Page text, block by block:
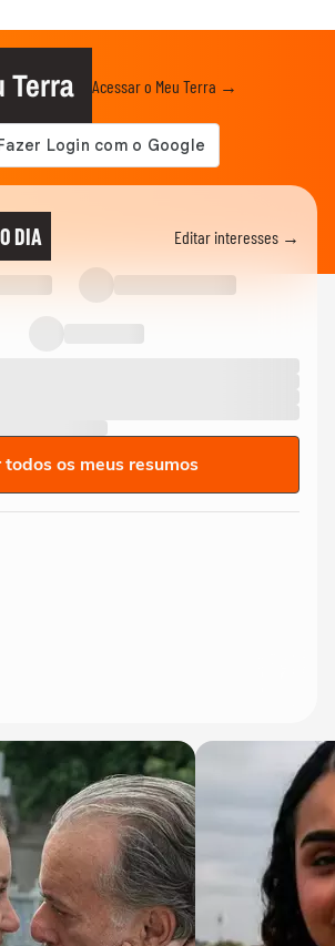
Terra Acessar o Meu Terra →
DIA Editar interesses →
todos os meus resumos